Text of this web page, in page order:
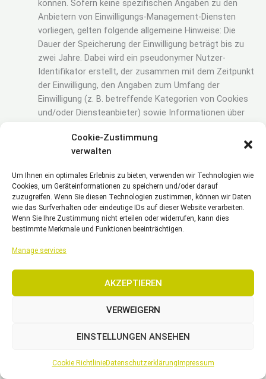
Cookie-Zustimmung
verwalten
Um Ihnen ein optimales Erlebnis zu bieten, verwenden wir Technologien wie
Cookies, um Geräteinformationen zu speichern und/oder darauf
zuzugreifen. Wenn Sie diesen Technologien zustimmen, können wir Daten
wie das Surfverhalten oder eindeutige IDs auf dieser Website verarbeiten.
Wenn Sie Ihre Zustimmung nicht erteilen oder widerrufen, kann dies
bestimmte Merkmale und Funktionen beeinträchtigen.
Manage services
AKZEPTIEREN
VERWEIGERN
EINSTELLUNGEN ANSEHEN
Cookie RichtlinieDatenschutzerklärung Impressum
können. Sofern keine spezifischen Angaben zu den
Anbietern von Einwilligungs-Management-Diensten
vorliegen, gelten folgende allgemeine Hinweise: Die
Dauer der Speicherung der Einwilligung beträgt bis zu
zwei Jahre. Dabei wird ein pseudonymer Nutzer-
Identifikator erstellt, der zusammen mit dem Zeitpunkt
der Einwilligung, den Angaben zum Umfang der
Einwilligung (z. B. betreffende Kategorien von Cookies
und/oder Diensteanbieter) sowie Informationen über
Endgerät gespeichert wird; Rechtsgrundlagen:
Einwilligung (Art. 6 Abs. 1 S. 1 lit. a) DSGVO).
Einholung, Protokollierung, Verwaltung und des
Widerrufs von Einwilligungen, insbesondere für den
Einsatz von Cookies und ähnlichen Technologien zur
Speicherung, Auslesen und Verarbeitung von
Informationen auf Endgeräten der Nutzer sowie deren
Verarbeitung; Dienstanbieter: Ausführung auf Servern
Datenschutzerklärung:https://complianz.io/legal/
Nutzer-ID, Sprache sowie Arten der Einwilligungen und
auf dem Gerät der Nutzer gespeichert.